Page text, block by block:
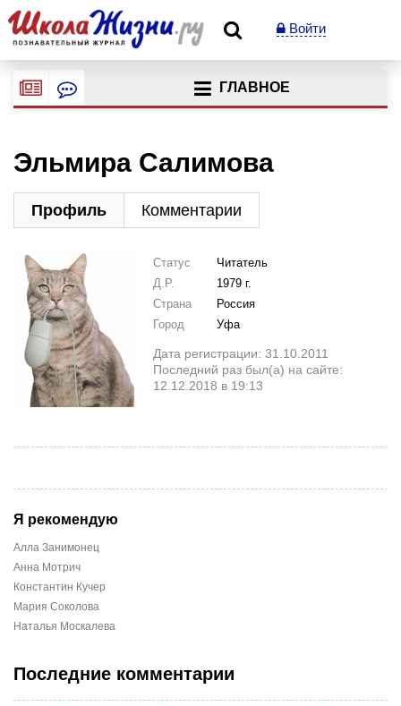
Войти
ГЛАВНОЕ
Эльмира Салимова
Профиль Комментарии
Статус
Читатель
Д.Р.
1979 г.
Страна
Россия
Город
Уфа
Дата регистрации: 31.10.2011
Последний раз был(а) на сайте:
12.12.2018 в 19:13
Я рекомендую
Алла Занимонец
Анна Мотрич
Константин Кучер
Мария Соколова
Наталья Москалева
Последние комментарии